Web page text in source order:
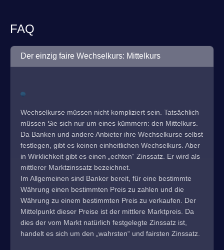
FAQ
Der einzig faire Wechselkurs: Mittelkurs
Wechselkurse müssen nicht kompliziert sein. Tatsächlich
müssen Sie sich nur um eines kümmern: den Mittelkurs.
Da Banken und andere Anbieter ihre Wechselkurse selbst
festlegen, gibt es keinen einheitlichen Wechselkurs. Aber
in Wirklichkeit gibt es einen „echten“ Zinssatz. Er wird als
mittlerer Marktzinssatz bezeichnet.
Im Allgemeinen sind Banker bereit, für eine bestimmte
Währung einen bestimmten Preis zu zahlen und die
Währung zu einem bestimmten Preis zu verkaufen. Der
Mittelpunkt dieser Preise ist der mittlere Marktpreis. Da
dies der vom Markt natürlich festgelegte Zinssatz ist,
handelt es sich um den „wahrsten“ und fairsten Zinssatz.